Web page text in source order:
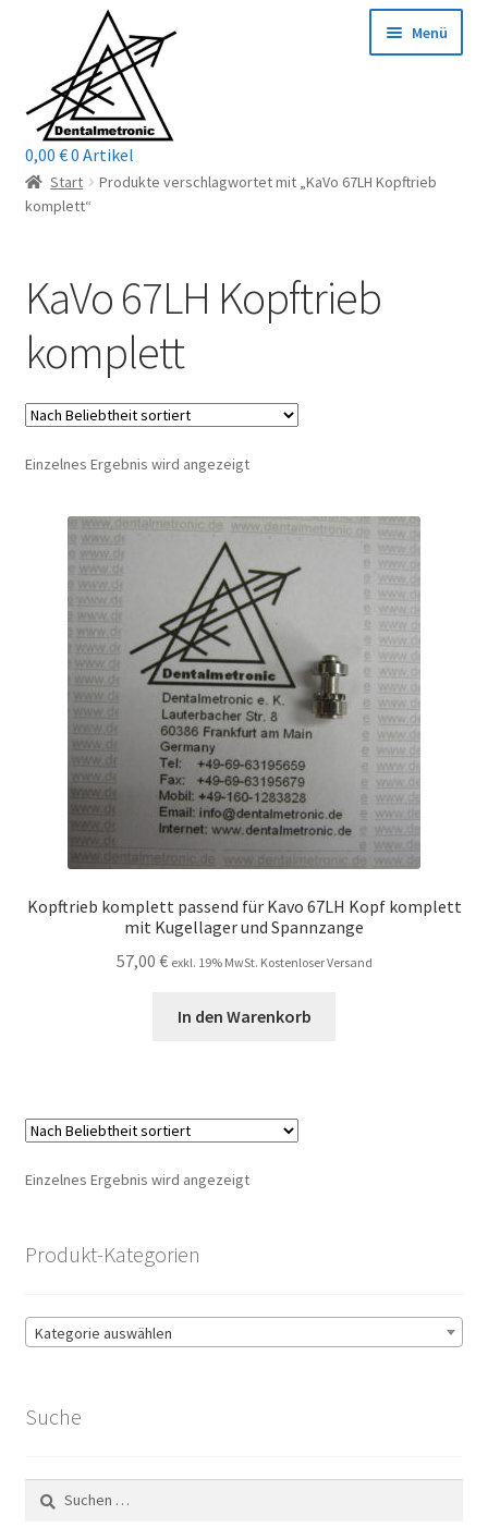
Navigation
springen
springen
Menü
Home
Mein Konto / Login
Kontakt
Reparaturservice
Wichtige Infos
Unsere Firma
Warenkorb
Stellenangebote
0,00 €0 Artikel
Start
Produkte verschlagwortet mit „KaVo 67LH Kopftrieb
komplett“
KaVo 67LH Kopftrieb
komplett
Einzelnes Ergebnis wird angezeigt
Kopftrieb komplett passend für Kavo 67LH Kopf komplett
mit Kugellager und Spannzange
57,00 € exkl. 19% MwSt. Kostenloser Versand
In den Warenkorb
Einzelnes Ergebnis wird angezeigt
Produkt-Kategorien
Kategorie auswählen
Suche
nach: